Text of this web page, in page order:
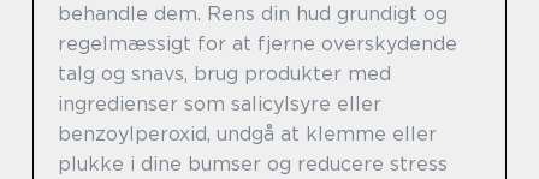
behandle dem. Rens din hud grundigt og
regelmæssigt for at fjerne overskydende
talg og snavs, brug produkter med
ingredienser som salicylsyre eller
benzoylperoxid, undgå at klemme eller
plukke i dine bumser og reducere stress